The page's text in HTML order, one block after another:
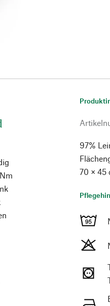
97%
70 × 45